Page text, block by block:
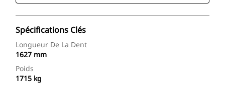
Spécifications Clés
Longueur De La Dent
1627 mm
Poids
1715 kg